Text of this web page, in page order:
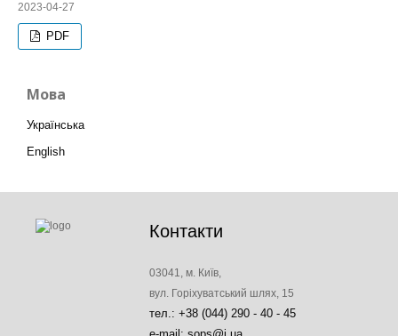
2023-04-27
PDF
Мова
Українська
English
Контакти
03041, м. Київ,
вул. Горіхуватський шлях, 15
тел.: +38 (044) 290 - 40 - 45